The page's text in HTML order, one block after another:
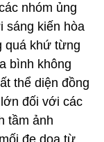
nhóm ủng
sáng kiến hòa
quá khứ từng
bình không
thể diện đồng
đối với các
tầm ảnh
đe dọa từ